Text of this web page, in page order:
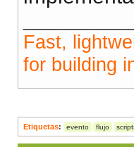
Fast,
for building
Etiquetas: evento flujo